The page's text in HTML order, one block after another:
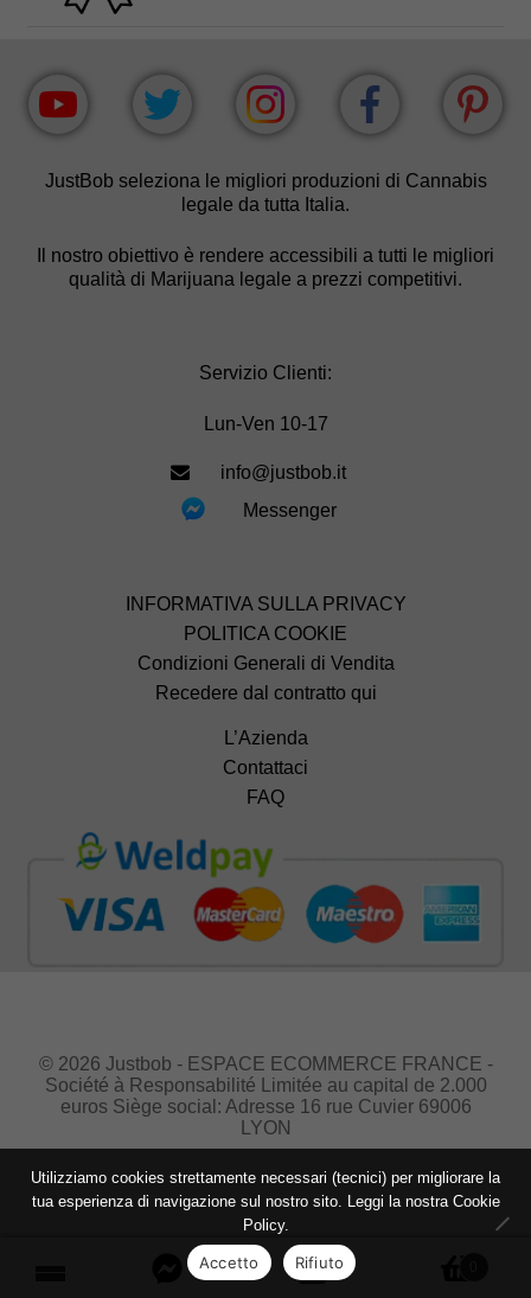
JustBob seleziona le migliori produzioni di Cannabis
legale da tutta Italia.
Il nostro obiettivo è rendere accessibili a tutti le migliori
qualità di Marijuana legale a prezzi competitivi.
Servizio Clienti:
Lun-Ven 10-17
info@justbob.it
Messenger
INFORMATIVA SULLA PRIVACY
POLITICA COOKIE
Condizioni Generali di Vendita
Recedere dal contratto qui
L’Azienda
Contattaci
FAQ
© 2026 Justbob - ESPACE ECOMMERCE FRANCE -
Société à Responsabilité Limitée au capital de 2.000
euros Siège social: Adresse 16 rue Cuvier 69006
LYON
Utilizziamo cookies strettamente necessari (tecnici) per migliorare la
tua esperienza di navigazione sul nostro sito. Leggi la nostra Cookie
Policy.
Accetto Rifiuto